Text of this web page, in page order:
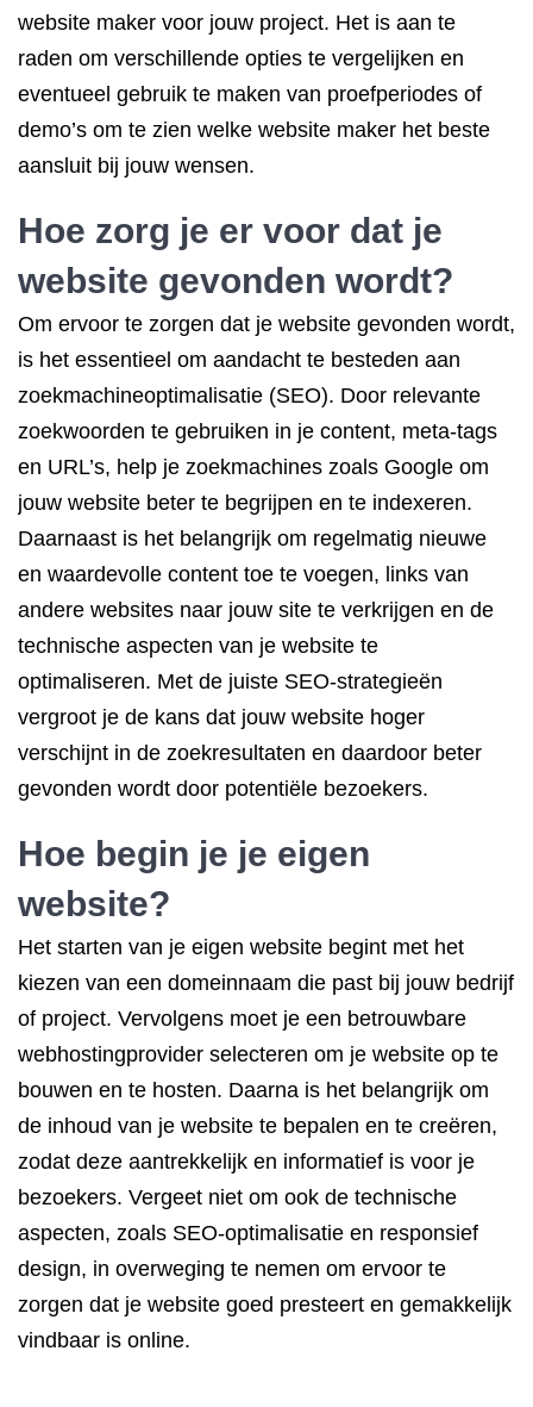
website maker voor jouw project. Het is aan te
raden om verschillende opties te vergelijken en
eventueel gebruik te maken van proefperiodes of
demo’s om te zien welke website maker het beste
aansluit bij jouw wensen.
Hoe zorg je er voor dat je
website gevonden wordt?
Om ervoor te zorgen dat je website gevonden wordt,
is het essentieel om aandacht te besteden aan
zoekmachineoptimalisatie (SEO). Door relevante
zoekwoorden te gebruiken in je content, meta-tags
en URL’s, help je zoekmachines zoals Google om
jouw website beter te begrijpen en te indexeren.
Daarnaast is het belangrijk om regelmatig nieuwe
en waardevolle content toe te voegen, links van
andere websites naar jouw site te verkrijgen en de
technische aspecten van je website te
optimaliseren. Met de juiste SEO-strategieën
vergroot je de kans dat jouw website hoger
verschijnt in de zoekresultaten en daardoor beter
gevonden wordt door potentiële bezoekers.
Hoe begin je je eigen
website?
Het starten van je eigen website begint met het
kiezen van een domeinnaam die past bij jouw bedrijf
of project. Vervolgens moet je een betrouwbare
webhostingprovider selecteren om je website op te
bouwen en te hosten. Daarna is het belangrijk om
de inhoud van je website te bepalen en te creëren,
zodat deze aantrekkelijk en informatief is voor je
bezoekers. Vergeet niet om ook de technische
aspecten, zoals SEO-optimalisatie en responsief
design, in overweging te nemen om ervoor te
zorgen dat je website goed presteert en gemakkelijk
vindbaar is online.